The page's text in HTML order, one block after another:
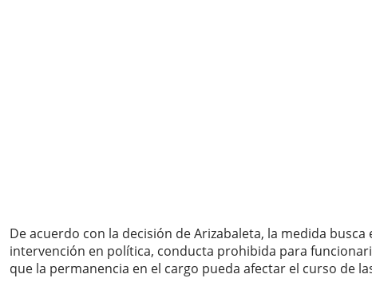
De acuerdo con la decisión de Arizabaleta, la medida
intervención en política, conducta prohibida para
que la permanencia en el cargo pueda afectar el curso de